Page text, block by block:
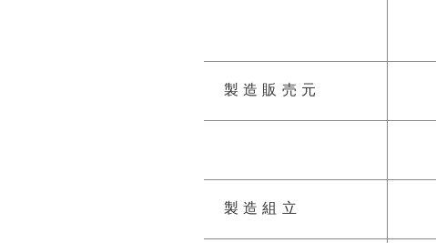
製造販売元
製造組立